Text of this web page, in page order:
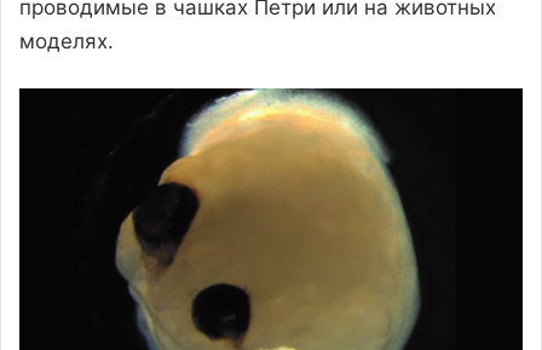
проводимые в чашках Петри или на животных
моделях.